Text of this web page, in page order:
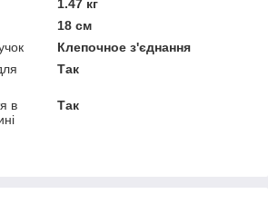
1.47 кг
18 см
Клепочное з'єднання
Так
в
Так